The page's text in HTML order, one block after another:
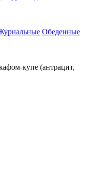
Обеденные
купе (антрацит,